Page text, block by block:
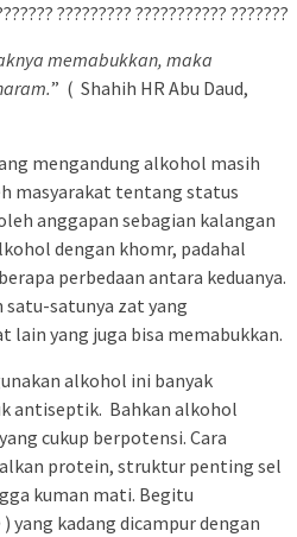
????????? ??????????? ???????
memabukkan, maka
” ( Shahih HR Abu Daud,
mengandung alkohol masih
masyarakat tentang status
anggapan sebagian kalangan
dengan khomr, padahal
perbedaan antara keduanya.
satu-satunya zat yang
lain yang juga bisa memabukkan.
alkohol ini banyak
antiseptik. Bahkan alkohol
cukup berpotensi. Cara
protein, struktur penting sel
kuman mati. Begitu
) yang kadang dicampur dengan